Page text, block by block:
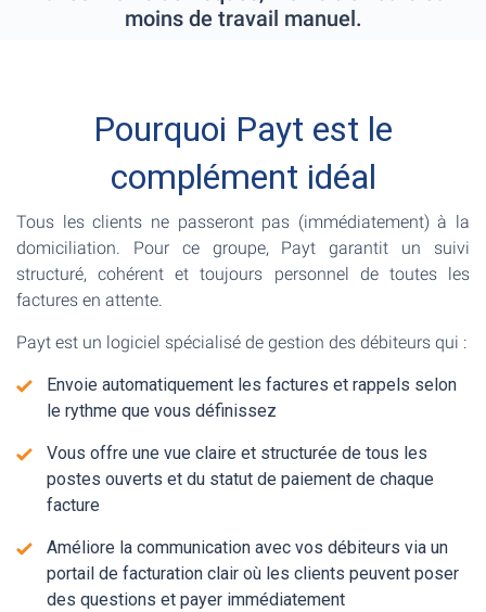
moins de travail manuel.
Pourquoi Payt est le
complément idéal
Tous les clients ne passeront pas (immédiatement) à la
domiciliation. Pour ce groupe, Payt garantit un suivi
structuré, cohérent et toujours personnel de toutes les
factures en attente.
Payt est un logiciel spécialisé de gestion des débiteurs qui :
Envoie automatiquement les factures et rappels selon
le rythme que vous définissez
Vous offre une vue claire et structurée de tous les
postes ouverts et du statut de paiement de chaque
facture
Améliore la communication avec vos débiteurs via un
portail de facturation clair où les clients peuvent poser
des questions et payer immédiatement